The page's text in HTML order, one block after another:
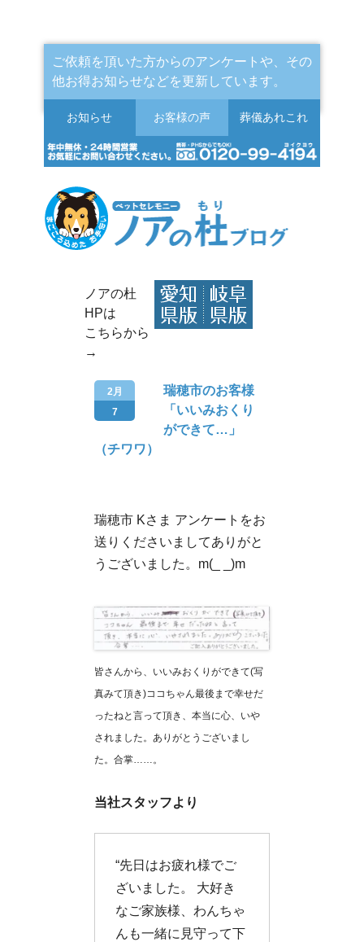
ご依頼を頂いた方からのアンケートや、その
他お得お知らせなどを更新しています。
お知らせ お客様の声 葬儀あれこれ
ノアの杜
HPは
こちらから
→
2月
7
瑞穂市のお客様
「いいみおくり
ができて…」
（チワワ）
瑞穂市 Kさま アンケートをお
送りくださいましてありがと
うございました。m(_ _)m
皆さんから、いいみおくりができて(写
真みて頂き)ココちゃん最後まで幸せだ
ったねと言って頂き、本当に心、いや
されました。ありがとうございまし
た。合掌……。
当社スタッフより
“先日はお疲れ様でご
ざいました。 大好き
なご家族様、わんちゃ
んも一緒に見守って下